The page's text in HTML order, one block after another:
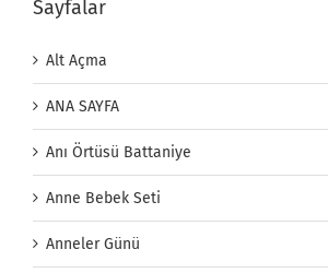
Sayfalar
Alt Açma
ANA SAYFA
Anı Örtüsü Battaniye
Anne Bebek Seti
Anneler Günü